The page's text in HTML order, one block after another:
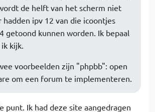
de helft van het scherm niet
ipv 12 van die icoontjes
getoond kunnen worden. Ik bepaal
kijk.
voorbeelden zijn "phpbb": open
om een forum te implementeren.
punt. Ik had deze site aangedragen